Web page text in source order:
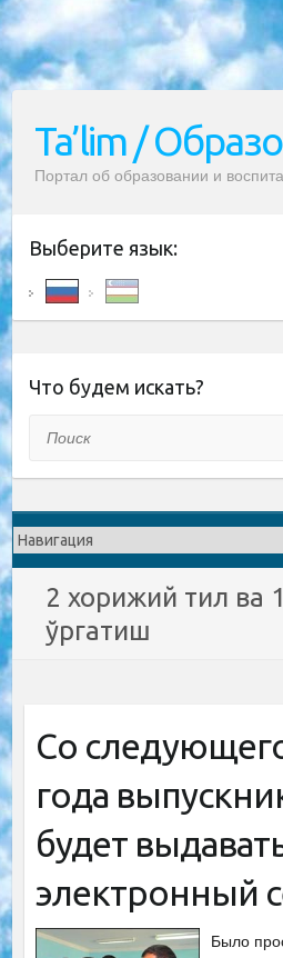
Ta’lim /
Портал об образовании и
Выберите язык:
Что будем искать?
2 хорижий тил ва 1
ўргатиш
Со
года
будет
электронный
Было